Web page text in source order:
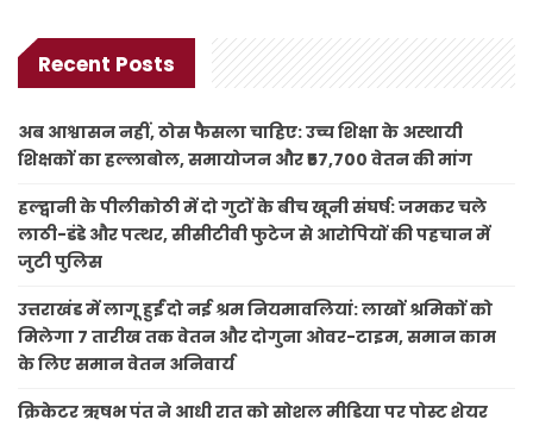
Recent Posts
अब आश्वासन नहीं, ठोस फैसला चाहिए: उच्च शिक्षा के अस्थायी
शिक्षकों का हल्लाबोल, समायोजन और ₹57,700 वेतन की मांग
हल्द्वानी के पीलीकोठी में दो गुटों के बीच खूनी संघर्ष: जमकर चले
लाठी-डंडे और पत्थर, सीसीटीवी फुटेज से आरोपियों की पहचान में
जुटी पुलिस
उत्तराखंड में लागू हुईं दो नई श्रम नियमावलियां: लाखों श्रमिकों को
मिलेगा 7 तारीख तक वेतन और दोगुना ओवर-टाइम, समान काम
के लिए समान वेतन अनिवार्य
क्रिकेटर ऋषभ पंत ने आधी रात को सोशल मीडिया पर पोस्ट शेयर